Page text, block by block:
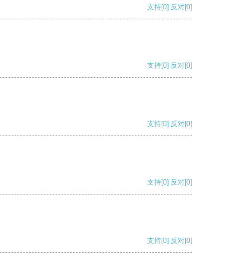
支持[0] 反对[0]
支持[0] 反对[0]
支持[0] 反对[0]
支持[0] 反对[0]
支持[0] 反对[0]